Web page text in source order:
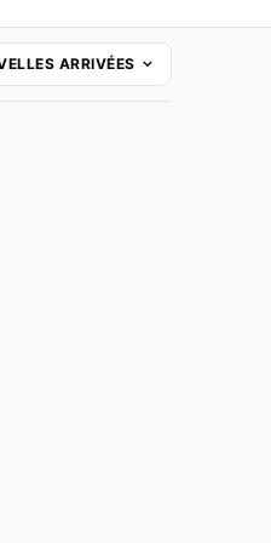
ARRIVÉES